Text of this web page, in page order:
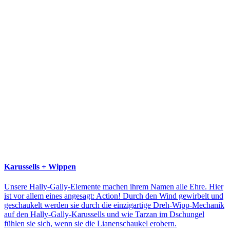
Karussells + Wippen
Unsere Hally-Gally-Elemente machen ihrem Namen alle Ehre. Hier
ist vor allem eines angesagt: Action! Durch den Wind gewirbelt und
geschaukelt werden sie durch die einzigartige Dreh-Wipp-Mechanik
auf den Hally-Gally-Karussells und wie Tarzan im Dschungel
fühlen sie sich, wenn sie die Lianenschaukel erobern.